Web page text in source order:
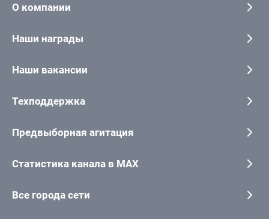
О компании
Наши награды
Наши вакансии
Техподдержка
Предвыборная агитация
Статистика канала в MAX
Все города сети